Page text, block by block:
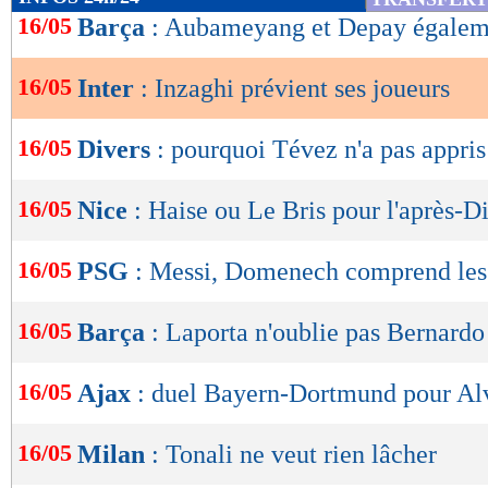
de
OK
16/05 Barça : Aubameyang et Depay
16/05 Inter : Inzaghi prévient ses joueurs
16/05 Divers : pourquoi Tévez n'a pas
16/05 Nice : Haise ou Le Bris pour l'après-
16/05 PSG : Messi, Domenech comprend
16/05 Barça : Laporta n'oublie pas
16/05 Ajax : duel Bayern-Dortmund pour
16/05 Milan : Tonali ne veut rien lâcher